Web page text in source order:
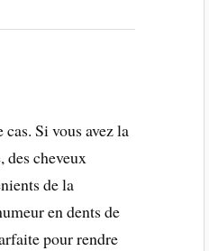
Si vous avez la
des cheveux
de la
en dents de
pour rendre